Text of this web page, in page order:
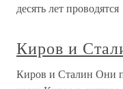
десять лет проводятся
Киров и
Киров и Сталин Они